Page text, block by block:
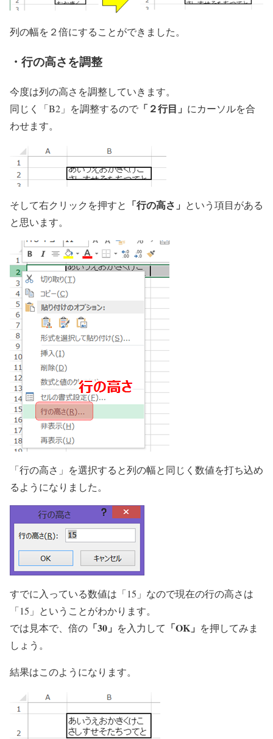
列の幅を２倍にすることができました。
・行の高さを調整
今度は列の高さを調整していきます。
同じく「B2」を調整するので 「２行目」 にカーソルを合
わせます。
そして右クリックを押すと 「行の高さ」 という項目がある
と思います。
「行の高さ」を選択すると列の幅と同じく数値を打ち込め
るようになりました。
すでに入っている数値は「15」なので現在の行の高さは
「15」ということがわかります。
では見本で、倍の 「30」 を入力して 「OK」 を押してみま
しょう。
結果はこのようになります。